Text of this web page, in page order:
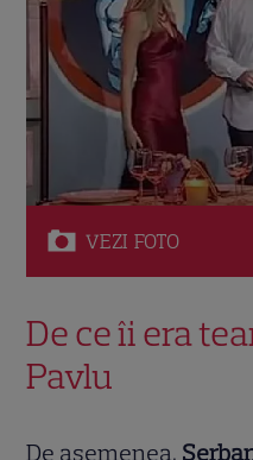
VEZI FOTO
De ce îi era
Pavlu
De asemenea,